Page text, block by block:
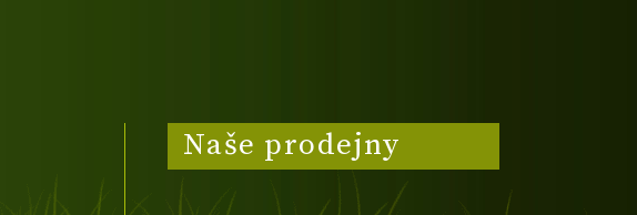
Naše prodejny